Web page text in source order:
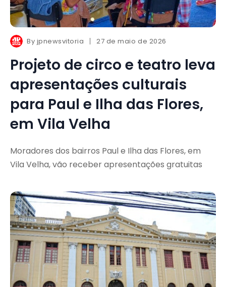
By jpnewsvitoria 27 de maio de 2026
Projeto de circo e teatro leva
apresentações culturais
para Paul e Ilha das Flores,
em Vila Velha
Moradores dos bairros Paul e Ilha das Flores, em
Vila Velha, vão receber apresentações gratuitas